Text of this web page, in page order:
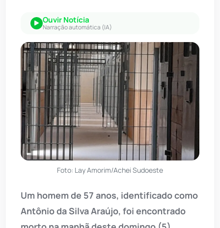
Ouvir Notícia
Narração automática (IA)
Foto: Lay Amorim/Achei Sudoeste
Um homem de 57 anos, identificado como
Antônio da Silva Araújo, foi encontrado